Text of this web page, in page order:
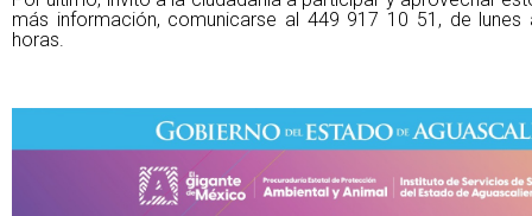
más información, comunicarse al 449 917 10 51, de lunes
horas.